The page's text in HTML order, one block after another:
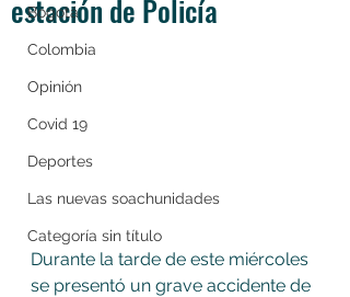
Bogotá
Colombia
Opinión
Covid 19
Deportes
Las nuevas soachunidades
Categoría sin título
estación de Policía
Durante la tarde de este miércoles
se presentó un grave accidente de